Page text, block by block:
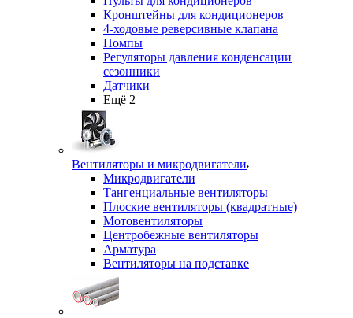
Кронштейны для кондиционеров
4-ходовые реверсивные клапана
Помпы
Регуляторы давления конденсации
сезонники
Датчики
Ещё 2
Вентиляторы и микродвигатели
Микродвигатели
Тангенциальные вентиляторы
Плоские вентиляторы (квадратные)
Мотовентиляторы
Центробежные вентиляторы
Арматура
Вентиляторы на подставке